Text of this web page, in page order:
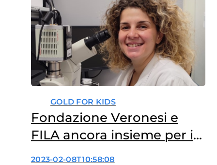
GOLD FOR KIDS
Fondazione Veronesi e
FILA ancora insieme per i
bambini malati di tumore
2023-02-08T10:58:08